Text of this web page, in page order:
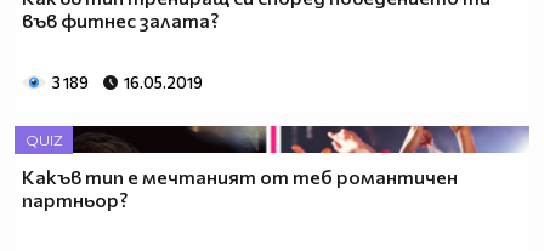
във фитнес залата?
3 189 16.05.2019
QUIZ
Какъв тип е мечтаният от теб романтичен
партньор?